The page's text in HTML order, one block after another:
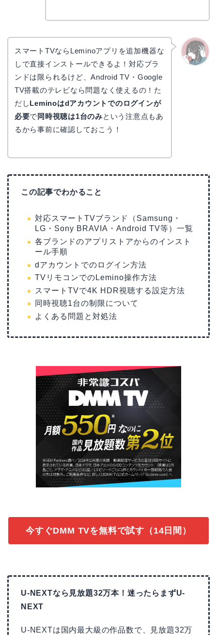
スマートTVならLeminoアプリを追加機器な
しで直接インストールできるよ！対応ブラ
ンドは限られるけど、Android TV・Google
TV搭載のテレビなら問題なく使えるの！た
だしLeminoはdアカウントでのログインが
必要で 同時視聴は1台のみという注意点もあ
るから事前に確認しておこう！
この記事でわかること
対応スマートTVブランド（Samsung・
LG・Sony BRAVIA・Android TV等）一覧
各ブランドのアプリストアからのインスト
ール手順
dアカウントでのログイン方法
TVリモコンでのLemino操作方法
スマートTVで4K HDR視聴する設定方法
同時視聴1台の制限について
よくある問題と対処法
今すぐDMM TVを無料で試す（14日間）
U-NEXTなら見放題32万本！迷ったらまずU-
NEXT
U-NEXTは国内最大級の作品数で、見放題32万